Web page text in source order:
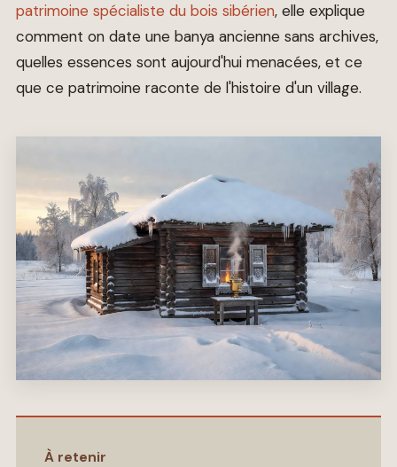
patrimoine spécialiste du bois sibérien, elle explique
comment on date une banya ancienne sans archives,
quelles essences sont aujourd'hui menacées, et ce
que ce patrimoine raconte de l'histoire d'un village.
À retenir